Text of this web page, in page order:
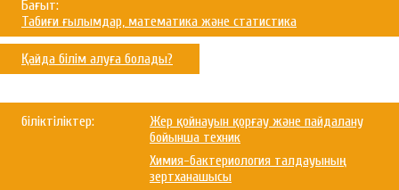
Бағыт:
Табиғи ғылымдар, математика және статистика
Қайда білім алуға болады?
біліктіліктер:
Жер қойнауын қорғау және пайдалану
бойынша техник
Химия-бактериология талдауының
зертханашысы